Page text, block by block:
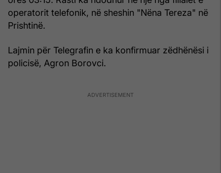
operatorit telefonik, në sheshin "Nëna Tereza" në
Prishtinë.
Lajmin për Telegrafin e ka konfirmuar zëdhënësi i
policisë, Agron Borovci.